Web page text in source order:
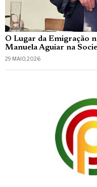
O Lugar da Emigração
Manuela Aguiar na
29 MAIO, 2026